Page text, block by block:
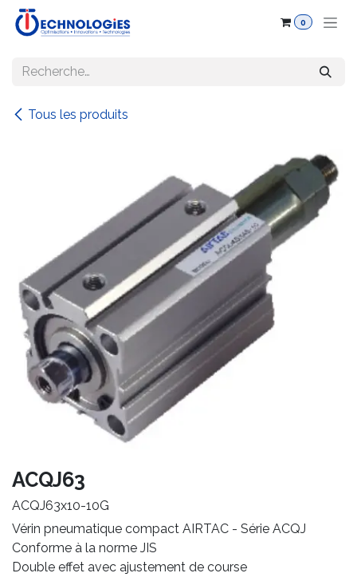
Se rendre au contenu
0
Tous les produits
ACQJ63
ACQJ63x10-10G
Vérin pneumatique compact AIRTAC - Série ACQJ
Conforme à la norme JIS
Double effet avec ajustement de course